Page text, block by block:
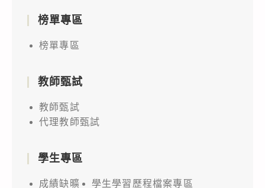
榜單專區
榜單專區
教師甄試
教師甄試
代理教師甄試
學生專區
成績缺曠 學生學習歷程檔案專區